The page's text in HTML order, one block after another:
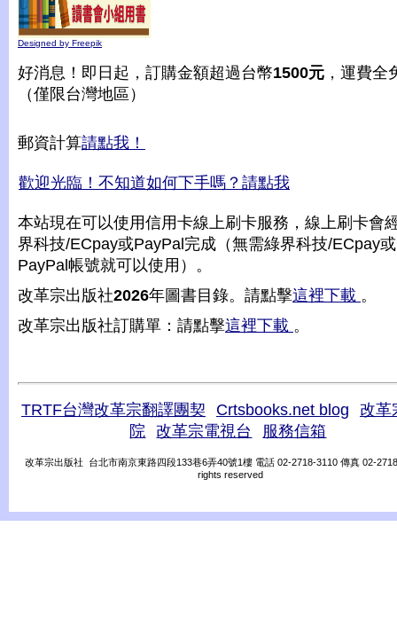
Designed by Freepik
好消息！即日起，訂購金額超過台幣1500元 ，運費全
（僅限台灣地區）
郵資計算請點我！
歡迎光臨！不知道如何下手嗎？請點我
本站現在可以使用信用卡線上刷卡服務，線上刷卡會
界科技/ECpay或PayPal完成（無需綠界科技/ECpay或
PayPal帳號就可以使用）。
改革宗出版社2026年圖書目錄。請點擊這裡下載 。
改革宗出版社訂購單：請點擊這裡下載 。
TRTF台灣改革宗翻譯團契 Crtsbooks.net blog
改革
院
改革宗電視台 服務信箱
改革宗出版社 台北市南京東路四段133巷6弄40號1樓 電話 02-2718-3110 傳真 02-
rights reserved